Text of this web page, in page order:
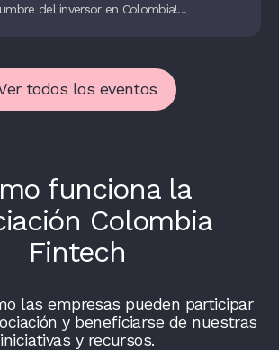
del inversor en Colombia!...
todos los eventos
funciona la
Colombia
Fintech
las empresas pueden participar
y beneficiarse de nuestras
iniciativas y recursos.